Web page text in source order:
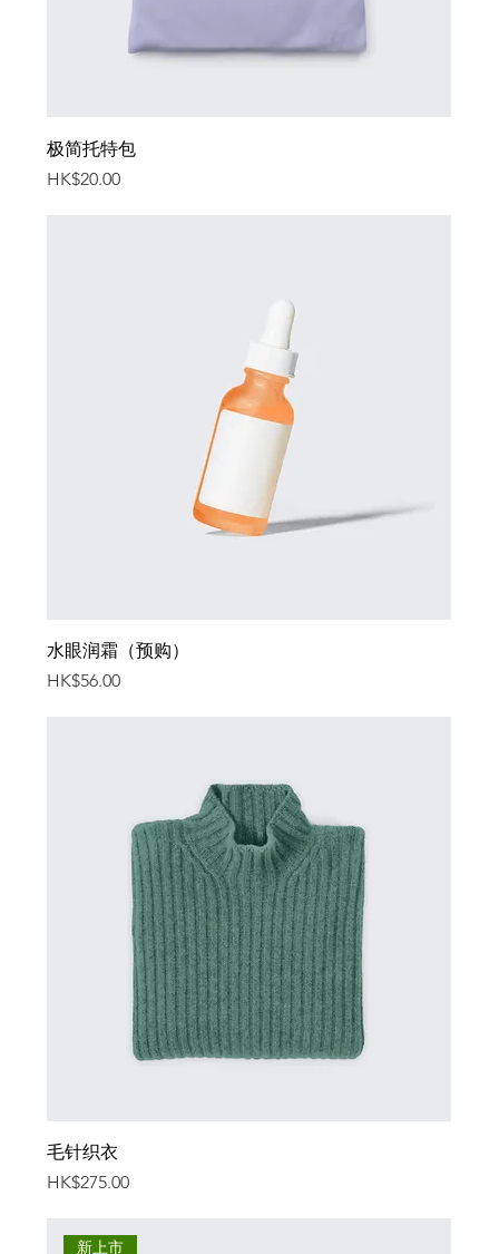
极简托特包
價格
HK$20.00
水眼润霜（预购）
價格
HK$56.00
毛针织衣
價格
HK$275.00
新上市